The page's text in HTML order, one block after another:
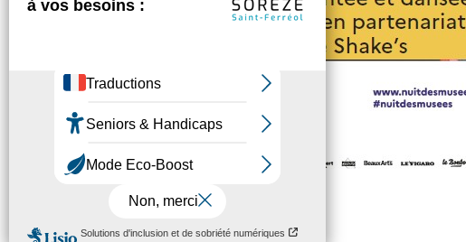
Cité de Sorèze